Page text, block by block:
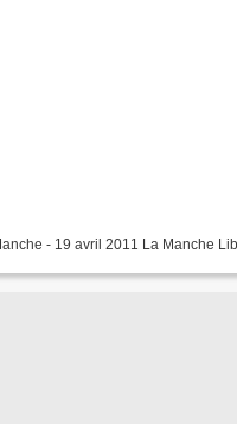
- 19 avril 2011 La Manche